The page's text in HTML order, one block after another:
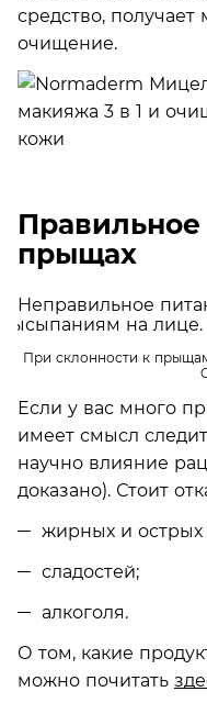
средство,
очищение.
прыщах
При склонности к
Если у вас много
имеет смысл
научно влияние
доказано). Стоит
жирных и
сладостей;
алкоголя.
О том, какие
можно почитать